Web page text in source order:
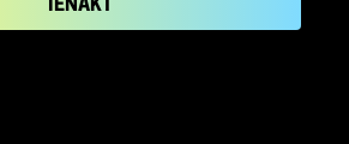
IENĀKT